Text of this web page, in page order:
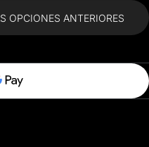
OPCIONES ANTERIORES